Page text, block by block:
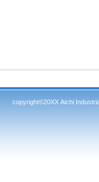
copyright©20XX Aichi